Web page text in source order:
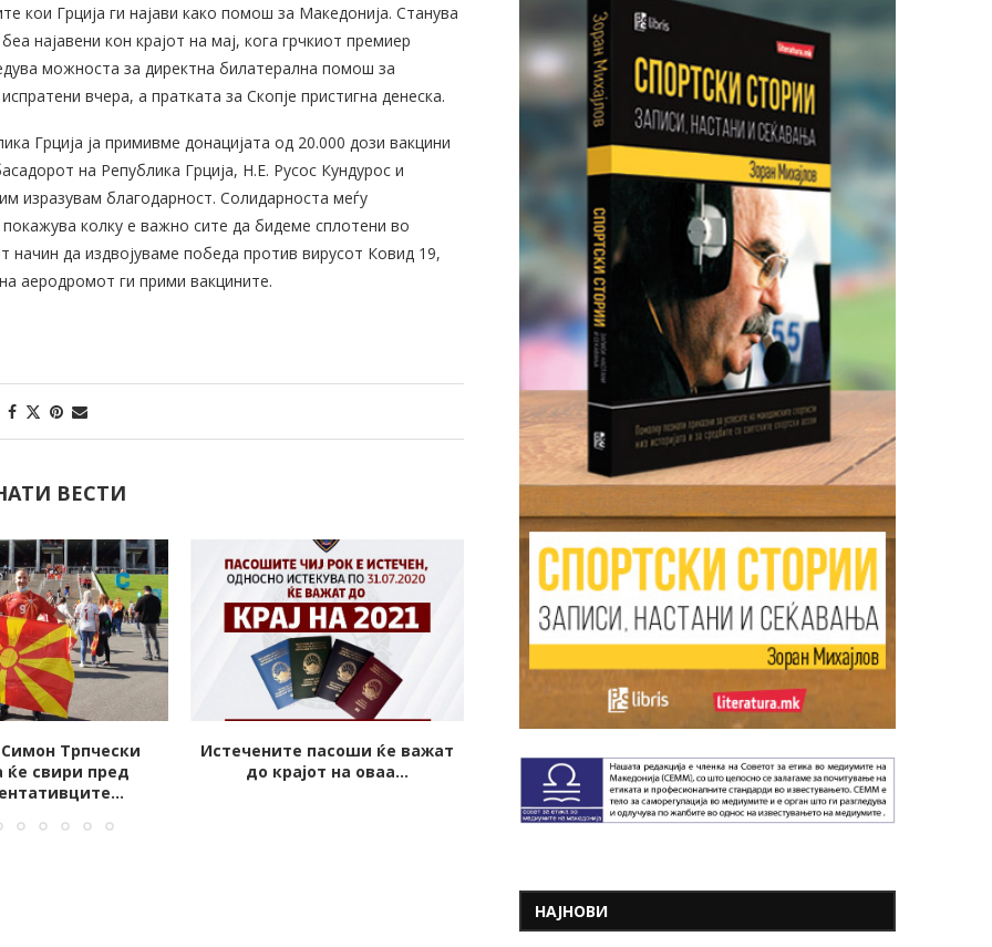
кои Грција ги најави како помош за Македонија. Станува
најавени кон крајот на мај, кога грчкиот премиер
можноста за директна билатерална помош за
вчера, а пратката за Скопје пристигна денеска.
Грција ја примивме донацијата од 20.000 дози вакцини
на Република Грција, Н.Е. Русос Кундурос и
изразувам благодарност. Солидарноста меѓу
колку е важно сите да бидеме сплотени во
начин да издвојуваме победа против вирусот Ковид 19,
аеродромот ги прими вакцините.
ВЕСТИ
пасоши ќе важат
на оваа...
Почна делењето бесплатни
картички за патарина на
ГЛУПОСТИ“: Наставничката
Весела, една...
галијата кај...
НАЈНОВИ